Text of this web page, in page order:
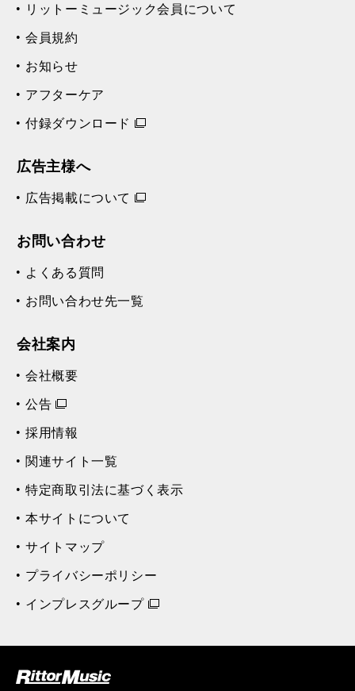
リットーミュージック会員について
会員規約
お知らせ
アフターケア
付録ダウンロード
広告主様へ
広告掲載について
お問い合わせ
よくある質問
お問い合わせ先一覧
会社案内
会社概要
公告
採用情報
関連サイト一覧
特定商取引法に基づく表示
本サイトについて
サイトマップ
プライバシーポリシー
インプレスグループ
ジック (Rittor Musi